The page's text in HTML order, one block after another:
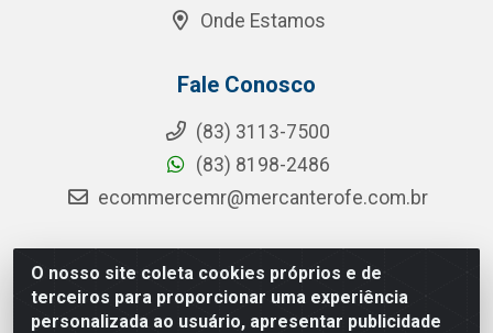
O nosso site coleta cookies próprios e de
terceiros para proporcionar uma experiência
personalizada ao usuário, apresentar publicidade
Onde Estamos
Fale Conosco
(83) 3113-7500
(83) 8198-2486
ecommercemr@mercanterofe.com.br
MR Distribuidora - Rua Hortêncio Ribeiro de Luna, 3777 -
Distrito Industrial, João Pessoa/PB - CEP 58081-400 -